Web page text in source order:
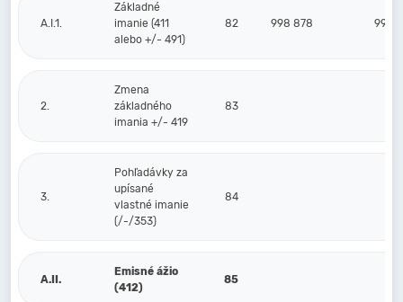
A.I.1.
Základné
imanie (411
alebo +/- 491)
82 998 878 998
2.
Zmena
základného
imania +/- 419
83
3.
Pohľadávky za
upísané
vlastné imanie
(/-/353)
84
A.II.
Emisné ážio
(412)
85